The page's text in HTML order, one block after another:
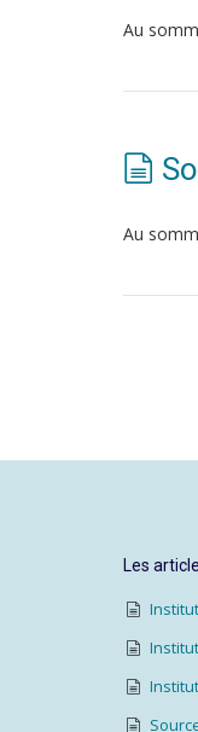
Au
Au
Les